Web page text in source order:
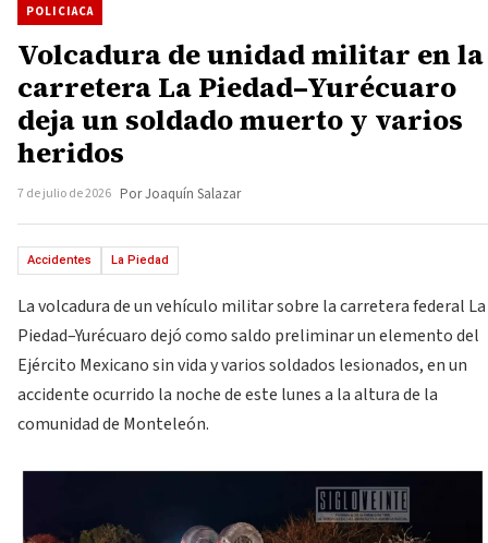
POLICIACA
Volcadura de unidad militar en la
carretera La Piedad–Yurécuaro
deja un soldado muerto y varios
heridos
7 de julio de 2026 Por Joaquín Salazar
Accidentes La Piedad
La volcadura de un vehículo militar sobre la carretera federal La
Piedad–Yurécuaro dejó como saldo preliminar un elemento del
Ejército Mexicano sin vida y varios soldados lesionados, en un
accidente ocurrido la noche de este lunes a la altura de la
comunidad de Monteleón.